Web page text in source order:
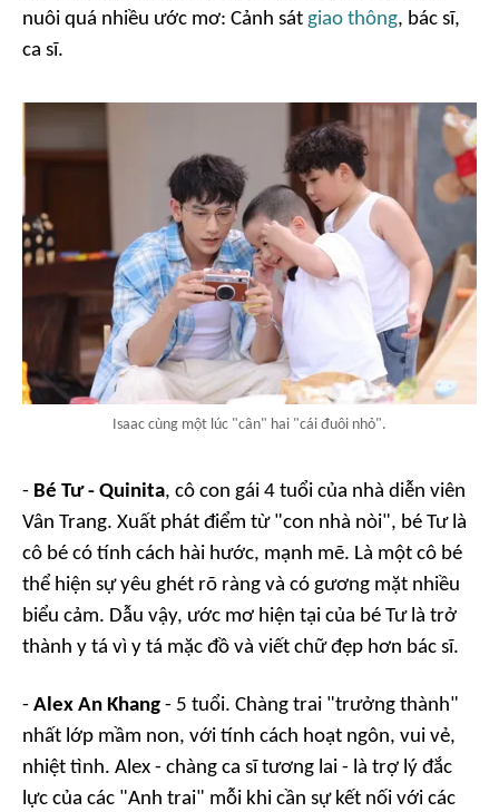
nuôi quá nhiều ước mơ: Cảnh sát giao thông, bác sĩ,
ca sĩ.
Isaac cùng một lúc "cân" hai "cái đuôi nhỏ".
- Bé Tư - Quinita, cô con gái 4 tuổi của nhà diễn viên
Vân Trang. Xuất phát điểm từ "con nhà nòi", bé Tư là
cô bé có tính cách hài hước, mạnh mẽ. Là một cô bé
thể hiện sự yêu ghét rõ ràng và có gương mặt nhiều
biểu cảm. Dẫu vậy, ước mơ hiện tại của bé Tư là trở
thành y tá vì y tá mặc đồ và viết chữ đẹp hơn bác sĩ.
- Alex An Khang - 5 tuổi. Chàng trai "trưởng thành"
nhất lớp mầm non, với tính cách hoạt ngôn, vui vẻ,
nhiệt tình. Alex - chàng ca sĩ tương lai - là trợ lý đắc
lực của các "Anh trai" mỗi khi cần sự kết nối với các